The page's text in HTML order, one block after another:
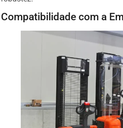
Compatibilidade com a